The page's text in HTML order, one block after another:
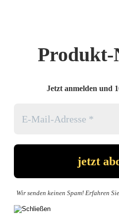
Produkt-
Jetzt anmelden und
Wir senden keinen Spam! Erfahren